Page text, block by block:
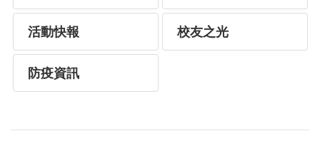
活動快報 校友之光
防疫資訊